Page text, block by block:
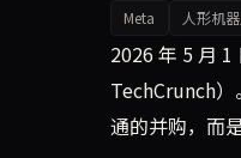
Meta 人形机器
据
2026 年 5 月
TechCrunch
通的并购，而